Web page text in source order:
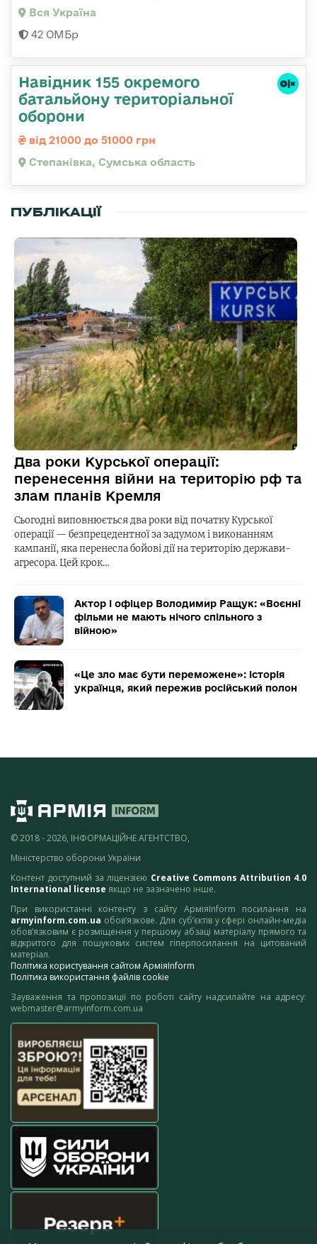
Вся Україна
42 ОМБр
Навідник 155 окремого
батальйону територіальної
оборони
від 21000 до 51000 грн
Степанівка, Сумська область
ПУБЛІКАЦІЇ
Два роки Курської операції:
перенесення війни на територію рф та
злам планів Кремля
Сьогодні виповнюється два роки від початку Курської
операції — безпрецедентної за задумом і виконанням
кампанії, яка перенесла бойові дії на територію держави-
агресора. Цей крок…
Актор і офіцер Володимир Ращук: «Воєнні
фільми не мають нічого спільного з
війною»
«Це зло має бути переможене»: історія
українця, який пережив російський полон
© 2018 - 2026, ІНФОРМАЦІЙНЕ АГЕНТСТВО,
Міністерство оборони України
Контент доступний за ліцензією Creative Commons Attribution 4.0
International license якщо не зазначено інше.
При використанні контенту з сайту АрміяInform посилання на
armyinform.com.ua обов’язкове. Для суб’єктів у сфері онлайн-медіа
обов’язковим є розміщення у першому абзаці матеріалу прямого та
відкритого для пошукових систем гіперпосилання на цитований
матеріал.
Політика користування сайтом АрміяInform
Політика використання файлів cookie
Зауваження та пропозиції по роботі сайту надсилайте на адресу:
webmaster@armyinform.com.ua